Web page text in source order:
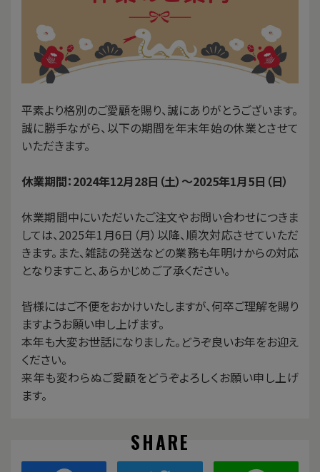
平素より格別のご愛顧を賜り、誠にありがとうございます。
誠に勝手ながら、以下の期間を年末年始の休業とさせて
いただきます。
休業期間：2024年12月28日（土）～2025年1月5日（日）
休業期間中にいただいたご注文やお問い合わせにつきま
しては、2025年1月6日（月）以降、順次対応させていただ
きます。また、雑誌の発送などの業務も年明けからの対応
となりますこと、あらかじめご了承ください。
皆様にはご不便をおかけいたしますが、何卒ご理解を賜り
ますようお願い申し上げます。
本年も大変お世話になりました。どうぞ良いお年をお迎え
ください。
来年も変わらぬご愛顧をどうぞよろしくお願い申し上げ
ます。
SHARE